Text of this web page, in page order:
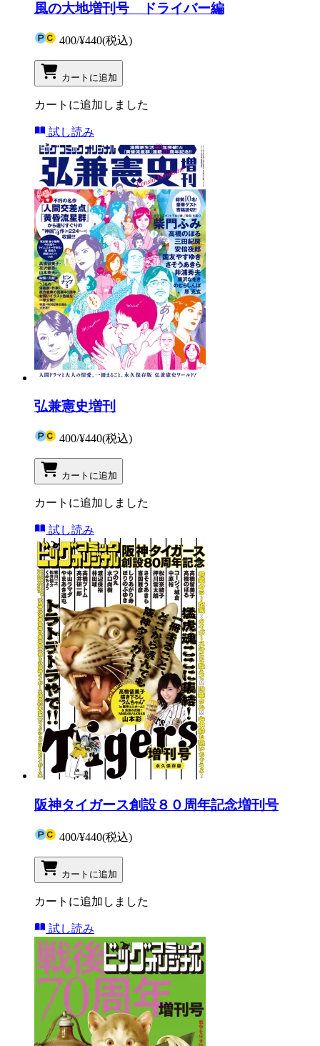
風の大地増刊号 ドライバー編
400/¥440(税込)
カートに追加
カートに追加しました
試し読み
弘兼憲史増刊
400/¥440(税込)
カートに追加
カートに追加しました
試し読み
阪神タイガース創設８０周年記念増刊号
400/¥440(税込)
カートに追加
カートに追加しました
試し読み